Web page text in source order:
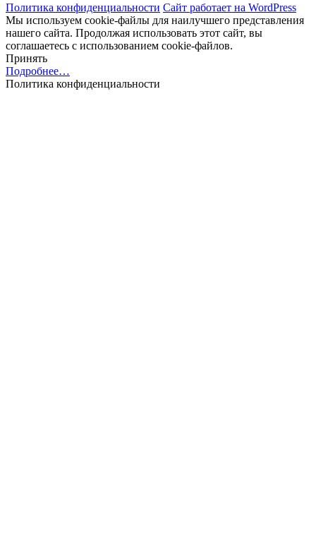
Политика конфиденциальности Сайт работает на WordPress
Мы используем cookie-файлы для наилучшего представления
нашего сайта. Продолжая использовать этот сайт, вы
соглашаетесь с использованием cookie-файлов.
Принять
Подробнее…
Политика конфиденциальности